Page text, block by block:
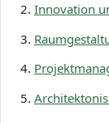
Innovation